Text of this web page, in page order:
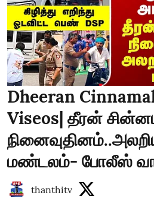
Dheeran
Viseos| தீரன்
மண்டலம்- போலீஸ்
thanthitv